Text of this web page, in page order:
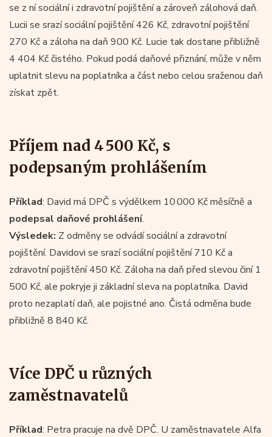
se z ní sociální i zdravotní pojištění a zároveň zálohová daň.
Lucii se srazí sociální pojištění 426 Kč, zdravotní pojištění
270 Kč a záloha na daň 900 Kč. Lucie tak dostane přibližně
4 404 Kč čistého. Pokud podá daňové přiznání, může v něm
uplatnit slevu na poplatníka a část nebo celou sraženou daň
získat zpět.
Příjem nad 4 500 Kč, s
podepsaným prohlášením
Příklad: David má DPČ s výdělkem 10 000 Kč měsíčně a
podepsal daňové prohlášení.
Výsledek: Z odměny se odvádí sociální a zdravotní
pojištění. Davidovi se srazí sociální pojištění 710 Kč a
zdravotní pojištění 450 Kč. Záloha na daň před slevou činí 1
500 Kč, ale pokryje ji základní sleva na poplatníka. David
proto nezaplatí daň, ale pojistné ano. Čistá odměna bude
přibližně 8 840 Kč.
Více DPČ u různých
zaměstnavatelů
Příklad: Petra pracuje na dvě DPČ. U zaměstnavatele Alfa